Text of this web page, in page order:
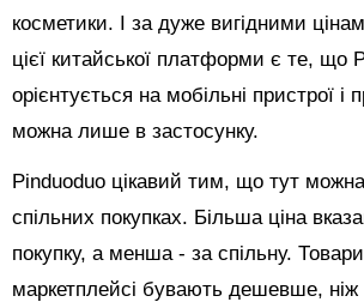
косметики. І за дуже вигідними
цієї китайської платформи є те, що
орієнтується на мобільні пристрої і
можна лише в застосунку.
Pinduoduo цікавий тим, що тут
спільних покупках. Більша ціна
покупку, а менша - за спільну.
маркетплейсі бувають дешевше, ніж